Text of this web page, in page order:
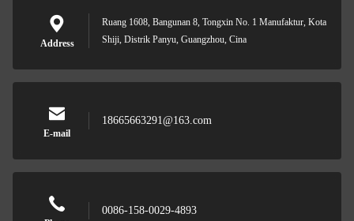
Address
Ruang 1608, Bangunan 8, Tongxin No. 1 Manufaktur, Kota
Shiji, Distrik Panyu, Guangzhou, Cina
E-mail
18665663291@163.com
0086-158-0029-4893